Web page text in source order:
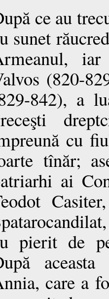
ce au
sunet
(820-
842), a
cu
tînăr;
ai
pierit de
care a